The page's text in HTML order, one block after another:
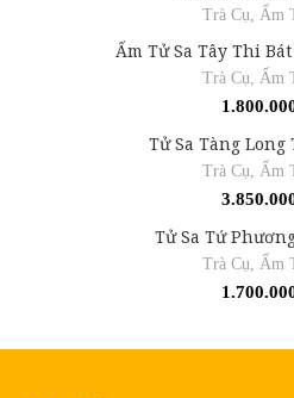
Trà Cụ, Ấm
Ấm Tử Sa Tây Thi
Trà Cụ, Ấm
Tử Sa Tàng Long
Trà Cụ, Ấm
Tử Sa Tứ
Trà Cụ, Ấm